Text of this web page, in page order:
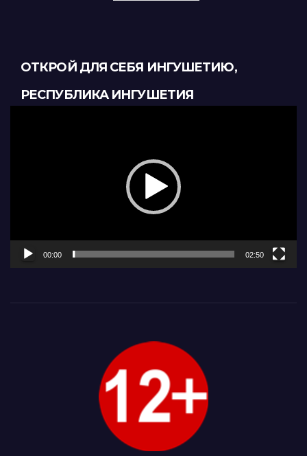
ОТКРОЙ ДЛЯ СЕБЯ ИНГУШЕТИЮ,
РЕСПУБЛИКА ИНГУШЕТИЯ
00:00 02:50